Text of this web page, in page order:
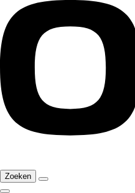
Zoeken